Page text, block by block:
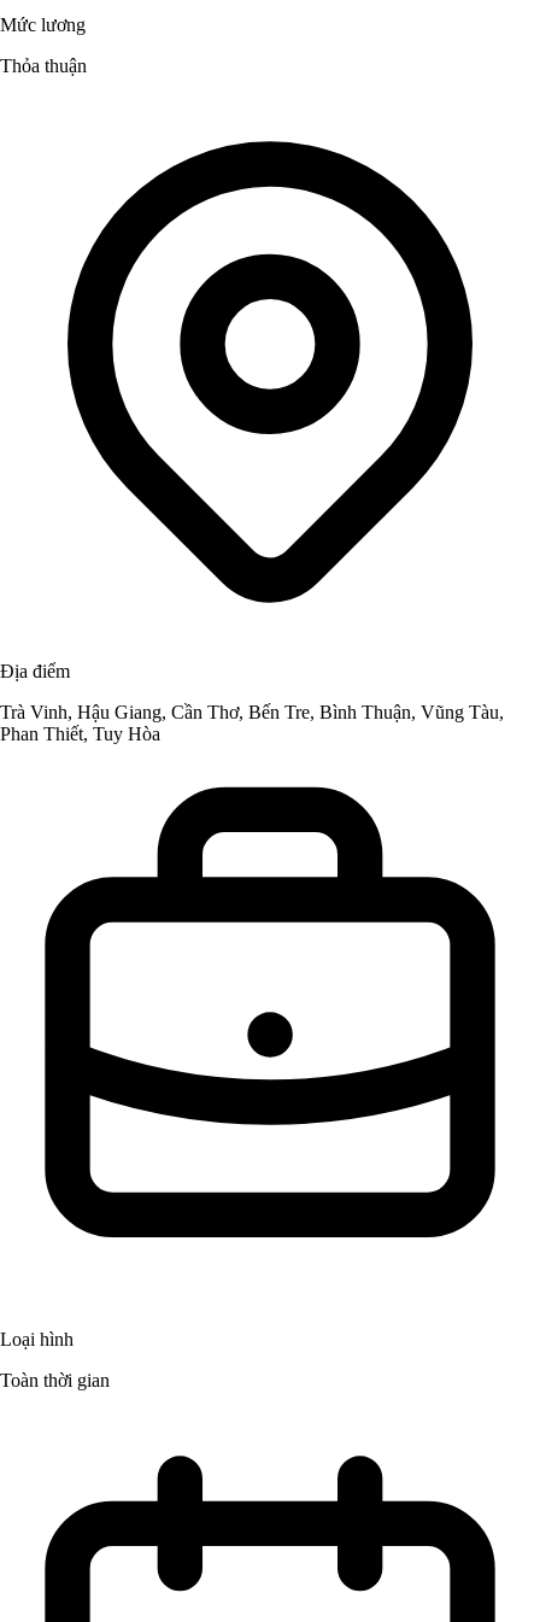
Mức lương
Thỏa thuận
Địa điểm
Trà Vinh, Hậu Giang, Cần Thơ, Bến Tre, Bình Thuận, Vũng Tàu,
Phan Thiết, Tuy Hòa
Loại hình
Toàn thời gian